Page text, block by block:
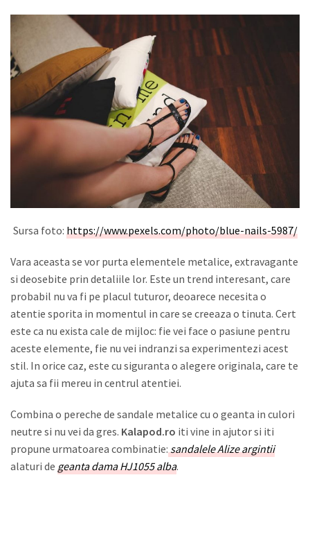
Sursa foto: https://www.pexels.com/photo/blue-nails-5987/
Vara aceasta se vor purta elementele metalice, extravagante
si deosebite prin detaliile lor. Este un trend interesant, care
probabil nu va fi pe placul tuturor, deoarece necesita o
atentie sporita in momentul in care se creeaza o tinuta. Cert
este ca nu exista cale de mijloc: fie vei face o pasiune pentru
aceste elemente, fie nu vei indranzi sa experimentezi acest
stil. In orice caz, este cu siguranta o alegere originala, care te
ajuta sa fii mereu in centrul atentiei.
Combina o pereche de sandale metalice cu o geanta in culori
neutre si nu vei da gres. Kalapod.ro iti vine in ajutor si iti
propune urmatoarea combinatie: sandalele Alize argintii
alaturi de geanta dama HJ1055 alba.